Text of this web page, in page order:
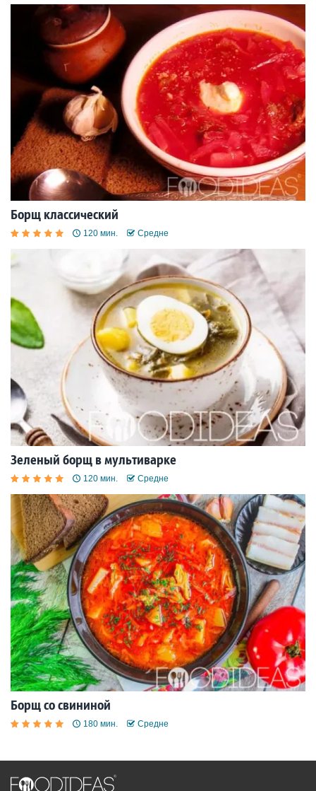
Борщ классический
120 мин. Средне
Зеленый борщ в мультиварке
120 мин. Средне
Борщ со свининой
180 мин. Средне